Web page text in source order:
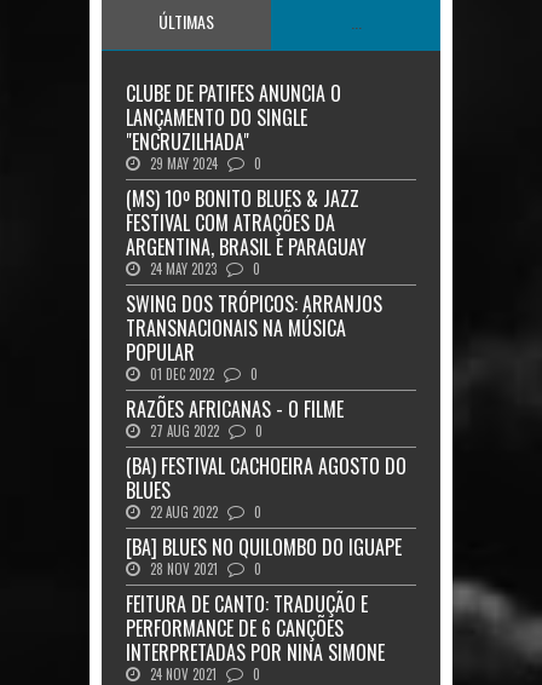
ÚLTIMAS
CLUBE DE PATIFES ANUNCIA O
LANÇAMENTO DO SINGLE
"ENCRUZILHADA"
29 MAY 2024 0
(MS) 10º BONITO BLUES & JAZZ
FESTIVAL COM ATRAÇÕES DA
ARGENTINA, BRASIL E PARAGUAY
24 MAY 2023 0
SWING DOS TRÓPICOS: ARRANJOS
TRANSNACIONAIS NA MÚSICA
POPULAR
01 DEC 2022 0
RAZÕES AFRICANAS - O FILME
27 AUG 2022 0
(BA) FESTIVAL CACHOEIRA AGOSTO DO
BLUES
22 AUG 2022 0
[BA] BLUES NO QUILOMBO DO IGUAPE
28 NOV 2021 0
FEITURA DE CANTO: TRADUÇÃO E
PERFORMANCE DE 6 CANÇÕES
INTERPRETADAS POR NINA SIMONE
24 NOV 2021 0